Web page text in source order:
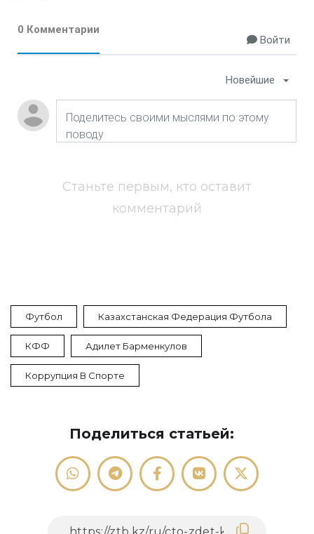
0 Комментарии
Войти
Новейшие
Станьте первым, кто оставит
комментарий
Футбол Казахстанская Федерация Футбола
КФФ Адилет Барменкулов
Коррупция В Спорте
Поделиться статьей: